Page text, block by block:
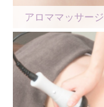
アロママッサージ